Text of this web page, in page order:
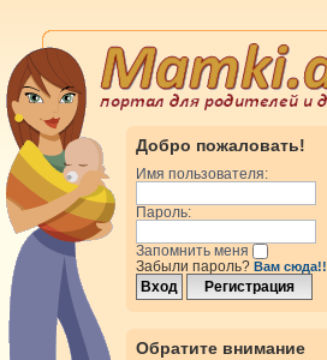
Добро пожаловать!
Имя пользователя:
Пароль:
Запомнить меня
Забыли пароль? Вам сюда!!
Обратите внимание